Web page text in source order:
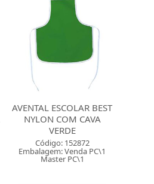
AVENTAL ESCOLAR BEST
NYLON COM CAVA
VERDE
Código: 152872
Embalagem: Venda PC\1
Master PC\1